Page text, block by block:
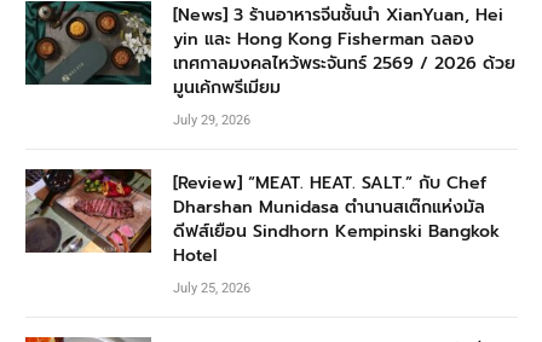
[News] 3 ร้านอาหารจีนชั้นนำ XianYuan, Hei
yin และ Hong Kong Fisherman ฉลอง
เทศกาลมงคลไหว้พระจันทร์ 2569 / 2026 ด้วย
มูนเค้กพรีเมียม
July 29, 2026
[Review] “MEAT. HEAT. SALT.” กับ Chef
Dharshan Munidasa ตำนานสเต๊กแห่งมัล
ดีฟส์เยือน Sindhorn Kempinski Bangkok
Hotel
July 25, 2026